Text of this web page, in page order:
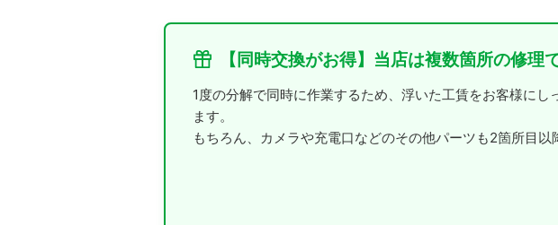
【同時交換がお得】当店は複数箇所の修理
1度の分解で同時に作業するため、浮いた工賃をお客様にし
ます。
もちろん、カメラや充電口などのその他パーツも2箇所目